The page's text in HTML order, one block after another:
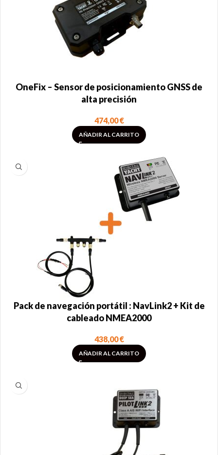
OneFix – Sensor de posicionamiento GNSS de
alta precisión
474,00€
AÑADIR AL CARRITO
Pack de navegación portátil : NavLink2 + Kit de
cableado NMEA2000
438,00€
AÑADIR AL CARRITO